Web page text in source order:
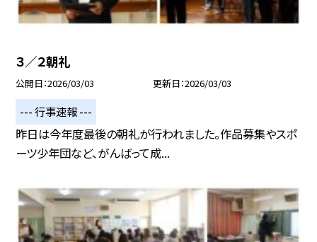
３／２朝礼
公開日 2026/03/03 更新日 2026/03/03
--- 行事速報 ---
昨日は今年度最後の朝礼が行われました。作品募集やスポ
ーツ少年団など、がんばって成...